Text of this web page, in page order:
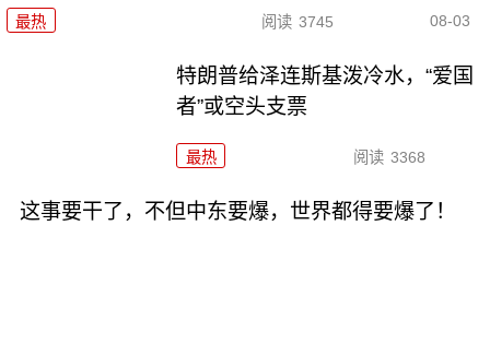
最热 阅读 3745 08-03
特朗普给泽连斯基泼冷水，“爱国
者”或空头支票
最热 阅读 3368
这事要干了，不但中东要爆，世界都得要爆了！